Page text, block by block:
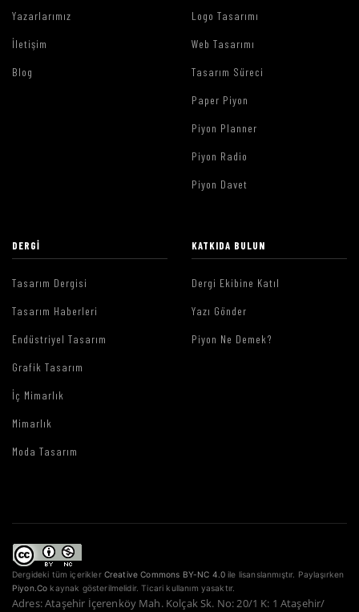
Yazarlarımız
İletişim
Blog
Logo Tasarımı
Web Tasarımı
Tasarım Süreci
Paper Piyon
Piyon Planner
Piyon Radio
Piyon Davet
DERGI
Tasarım Dergisi
Tasarım Haberleri
Endüstriyel Tasarım
Grafik Tasarım
İç Mimarlık
Mimarlık
Moda Tasarım
KATKIDA BULUN
Dergi Ekibine Katıl
Yazı Gönder
Piyon Ne Demek?
Dergideki tüm içerikler Creative Commons BY-NC 4.0 ile lisanslanmıştır. Paylaşırken
Piyon.Co kaynak gösterilmelidir. Ticari kullanım yasaktır.
Adres: Ataşehir İçerenköy Mah. Kolçak Sk. No: 20/1 K: 1 Ataşehir/